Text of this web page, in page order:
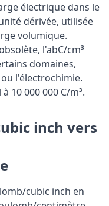
électrique dans le
dérivée, utilisée
volumique.
l'abC/cm³
domaines,
l'électrochimie.
10 000 000 C/m³.
inch vers
cubic inch en